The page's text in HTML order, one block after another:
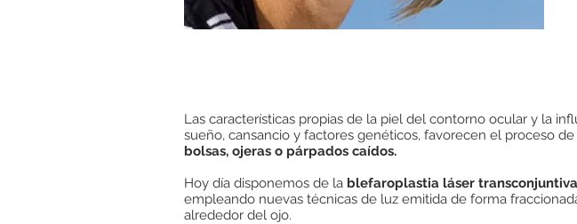
Las características propias de la piel del contorno ocular y la
sueño, cansancio y factores genéticos, favorecen el proceso
bolsas, ojeras o párpados caídos.
Hoy día disponemos de la blefaroplastia láser
empleando nuevas técnicas de luz emitida de forma
alrededor del ojo.